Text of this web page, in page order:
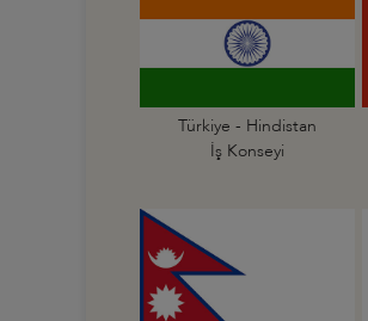
Türkiye - Hindistan
İş Konseyi